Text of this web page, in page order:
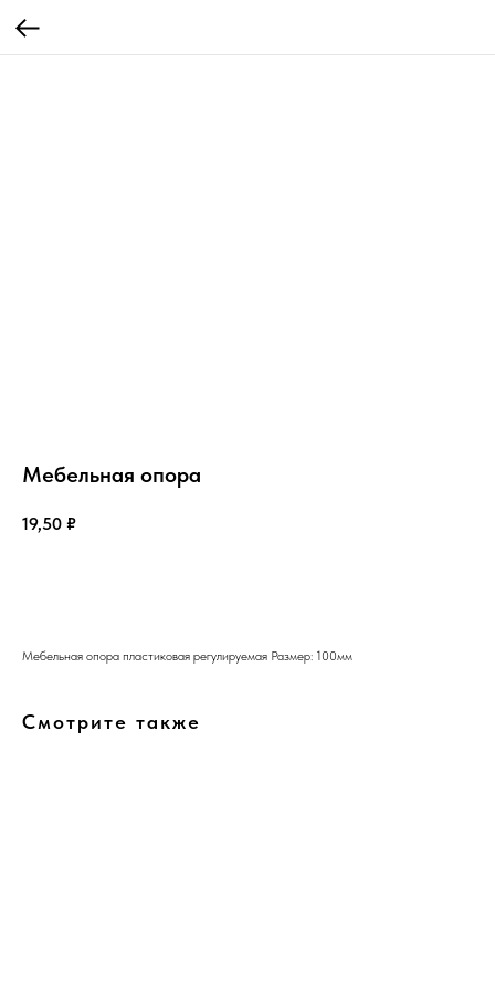
Мебельная опора
19,50 ₽
Мебельная опора пластиковая регулируемая Размер: 100мм
Смотрите также